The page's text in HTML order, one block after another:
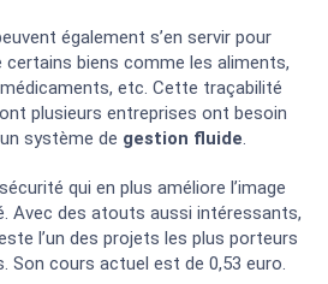
également s’en servir pour
certains biens comme les aliments,
etc. Cette traçabilité
plusieurs entreprises ont besoin
système de gestion fluide.
qui en plus améliore l’image
Avec des atouts aussi intéressants,
l’un des projets les plus porteurs
Son cours actuel est de 0,53 euro.